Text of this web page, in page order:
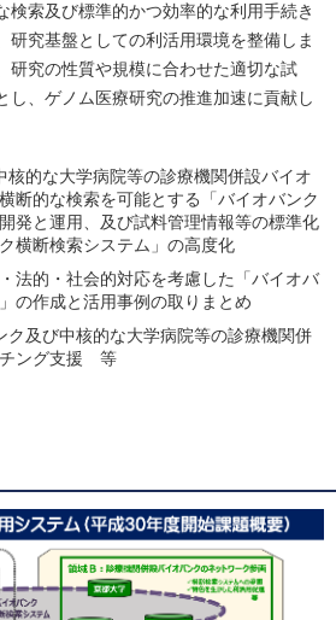
検索及び標準的かつ効率的な利用手続き
研究基盤としての利活用環境を整備しま
研究の性質や規模に合わせた適切な試
し、ゲノム医療研究の推進加速に貢献し
核的な大学病院等の診療機関併設バイオ
断的な検索を可能とする「バイオバンク
発と運用、及び試料管理情報等の標準化
横断検索システム」の高度化
法的・社会的対応を考慮した「バイオバ
の作成と活用事例の取りまとめ
ク及び中核的な大学病院等の診療機関併
チング支援 等